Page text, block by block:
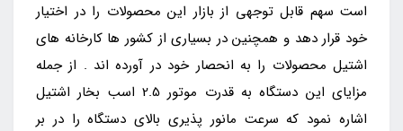
است سهم قابل توجهی از بازار این محصولات را در اختیار
خود قرار دهد و همچنین در بسیاری از کشور ها کارخانه های
اشتیل محصولات را به انحصار خود در آورده اند . از جمله
مزایای این دستگاه به قدرت موتور 2.5 اسب بخار اشتیل
اشاره نمود که سرعت مانور پذیری بالای دستگاه را در بر